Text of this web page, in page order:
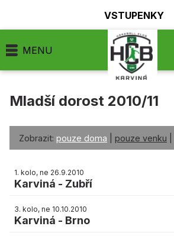
VSTUPENKY
MENU
Mladší dorost 2010/11
Zobrazit: pouze doma pouze venku
1. kolo, ne 26.9.2010
Karviná - Zubří
3. kolo, ne 10.10.2010
Karviná - Brno